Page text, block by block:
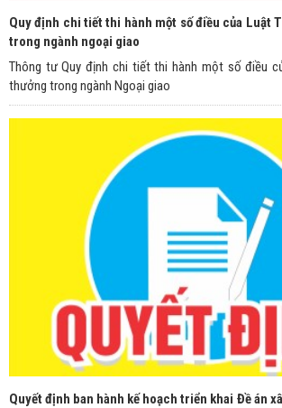
Quy định chi tiết thi hành một số điều của Luật
trong ngành ngoại giao
Thông tư Quy định chi tiết thi hành một số điều
thưởng trong ngành Ngoại giao
Quyết định ban hành kế hoạch triển khai Đề án